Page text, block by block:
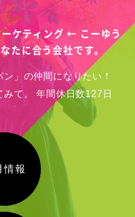
ケティング ← こーゆう
たに合う会社です。
」の仲間になりたい！
て。
年間休日数127日
情報